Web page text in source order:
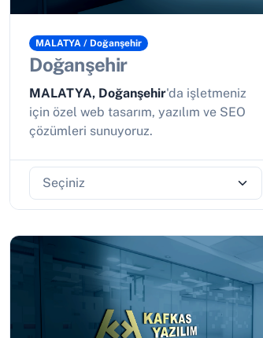
MALATYA / Doğanşehir
Doğanşehir
MALATYA, Doğanşehir'da işletmeniz
için özel web tasarım, yazılım ve SEO
çözümleri sunuyoruz.